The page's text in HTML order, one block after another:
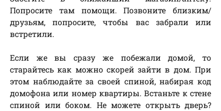
Попросите там помощи. Позвоните близким/
друзьям, попросите, чтобы вас забрали или
встретили.
Если же вы сразу же побежали домой, то
старайтесь как можно скорей зайти в дом. При
этом наблюдайте за своей спиной, набирая код
домофона или номер квартиры. Встаньте к стене
спиной или боком. Не можете открыть дверь?